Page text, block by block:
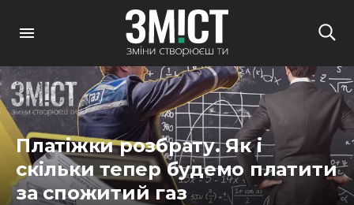
Платіжки розбрату. Як і
скільки тепер будемо платити
за спожитий газ